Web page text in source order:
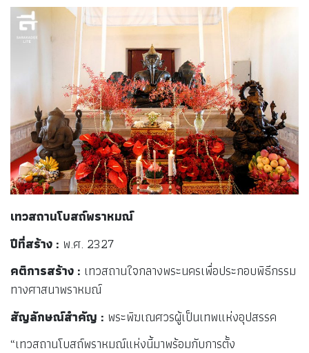
เทวสถานโบสถ์พราหมณ์
ปีที่สร้าง : พ.ศ. 2327
คติการสร้าง : เทวสถานใจกลางพระนครเพื่อประกอบพิธีกรรม
ทางศาสนาพราหมณ์
สัญลักษณ์สำคัญ : พระพิฆเณศวรผู้เป็นเทพแห่งอุปสรรค
“เทวสถานโบสถ์พราหมณ์แห่งนี้มาพร้อมกับการตั้ง